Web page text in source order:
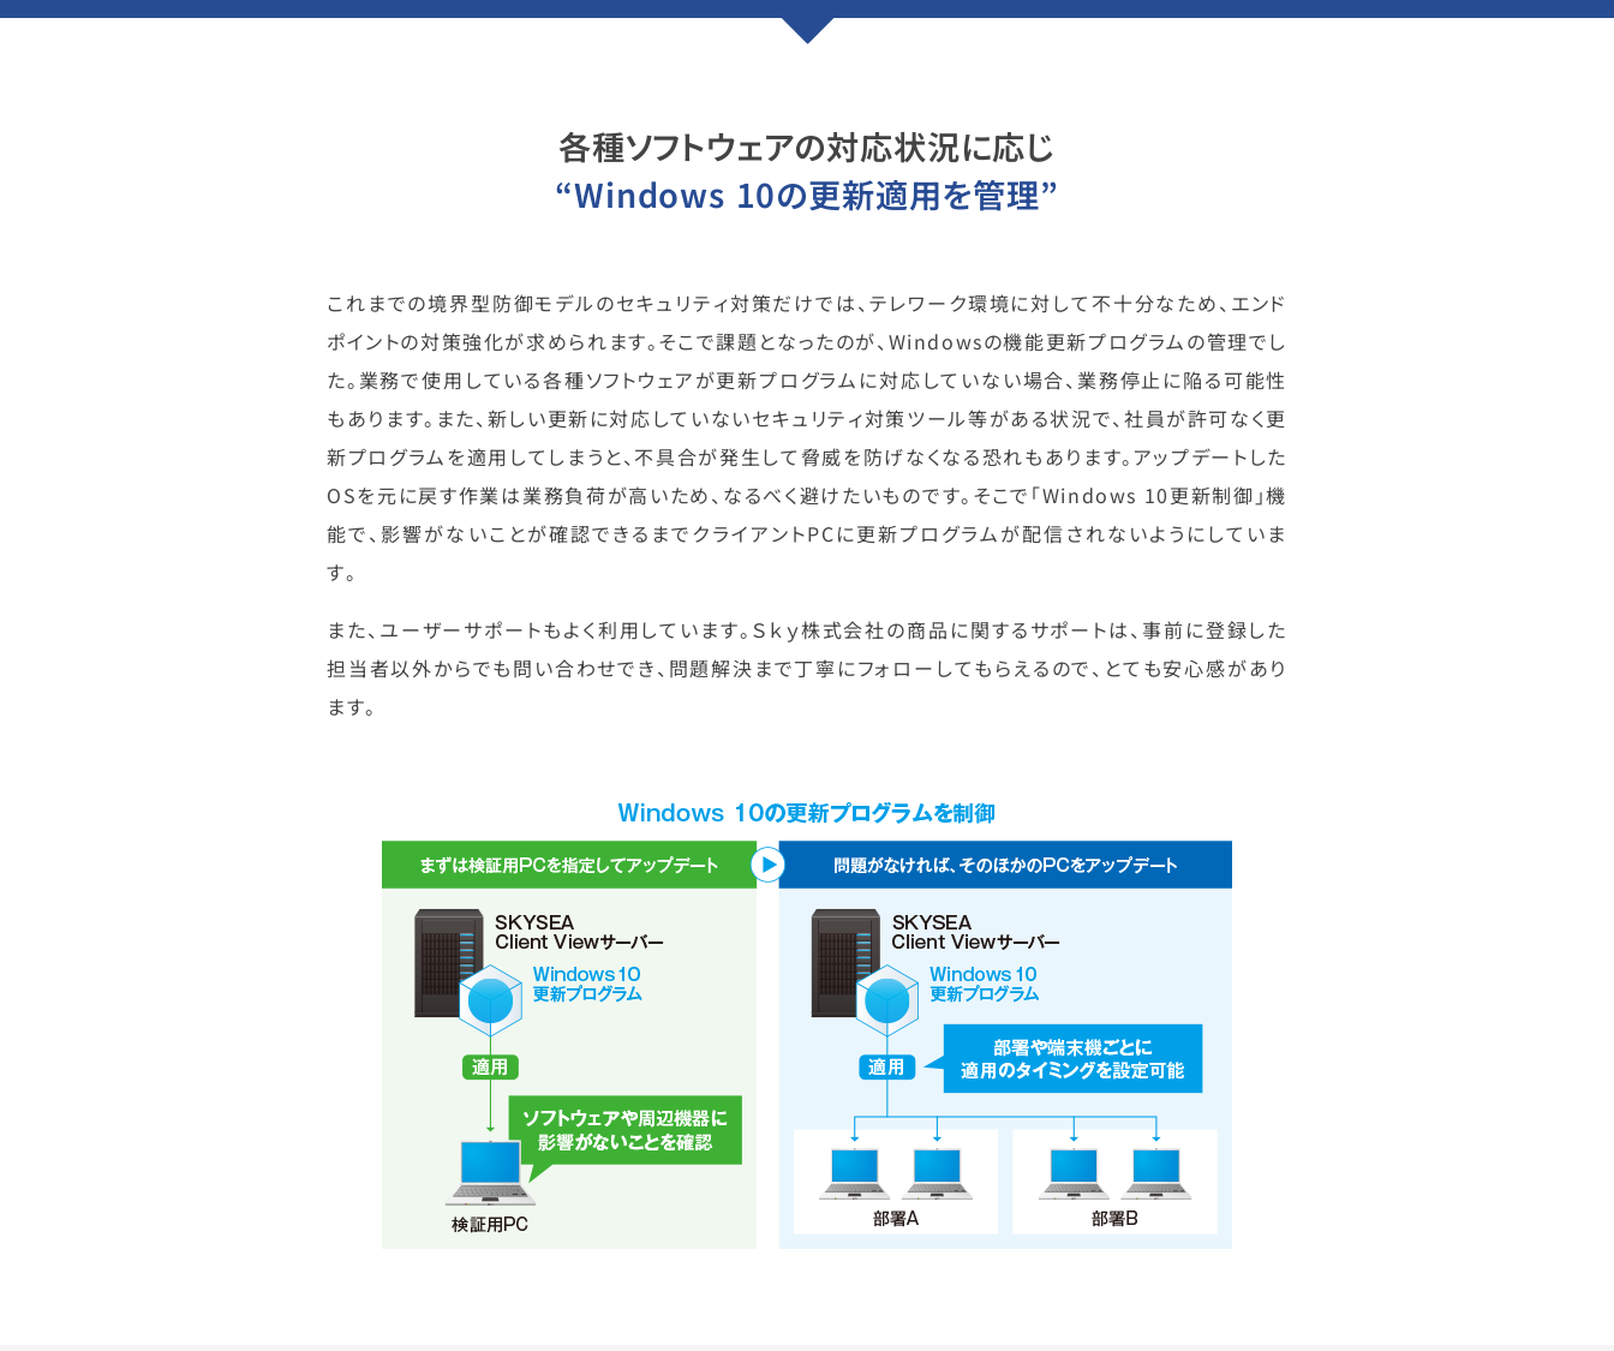
各種ソフトウェアの対応状況に応じ
“Windows 10の更新適用を管理”
これまでの境界型防御モデルのセキュリティ対策だけでは、テレワーク環境に対して不十分なため、エンド
ポイントの対策強化が求められます。そこで課題となったのが、Windowsの機能更新プログラムの管理でし
た。業務で使用している各種ソフトウェアが更新プログラムに対応していない場合、業務停止に陥る可能性
もあります。また、新しい更新に対応していないセキュリティ対策ツール等がある状況で、社員が許可なく更
新プログラムを適用してしまうと、不具合が発生して脅威を防げなくなる恐れもあります。アップデートした
OSを元に戻す作業は業務負荷が高いため、なるべく避けたいものです。そこで「Windows 10更新制御」機
能で、影響がないことが確認できるまでクライアントPCに更新プログラムが配信されないようにしていま
す。
また、ユーザーサポートもよく利用しています。Ｓｋｙ株式会社の商品に関するサポートは、事前に登録した
担当者以外からでも問い合わせでき、問題解決まで丁寧にフォローしてもらえるので、とても安心感があり
ます。